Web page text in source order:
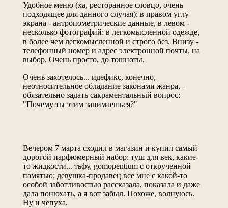
Удобное меню (ха, ресторанное словцо, очень
подходящее для данного случая): в правом углу
экрана - антропометрические данные, в левом -
несколько фотографий: в легкомысленной одежде,
в более чем легкомысленной и строго без. Внизу -
телефонный номер и адрес электронной почты, на
выбор. Очень просто, до тошноты.
Очень захотелось... идефикс, конечно,
неотносительное обладание законами жанра, -
обязательно задать сакраментальный вопрос:
"Почему ты этим занимаешься?"
Вечером 7 марта сходил в магазин и купил самый
дорогой парфюмерный набор: туш для век, какие-
то жидкости... тьфу, gomopentium с открученной
памятью; девушка-продавец все мне с какой-то
особой заботливостью рассказала, показала и даже
дала понюхать, а я вот забыл. Похоже, волнуюсь.
Ну и чепуха.